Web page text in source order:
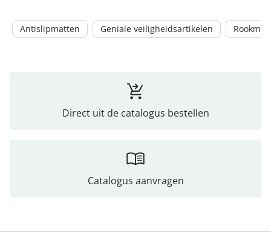
Antislipmatten Geniale veiligheidsartikelen
Direct uit de catalogus bestellen
Catalogus aanvragen